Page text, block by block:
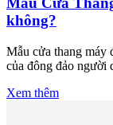
không?
Mẫu cửa thang máy
của đông đảo người
Xem thêm